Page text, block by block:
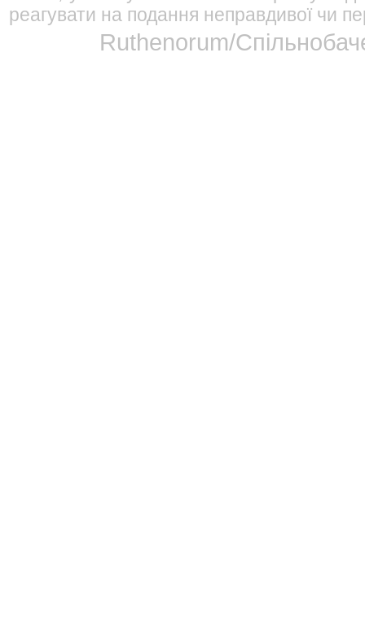
реагувати на подання неправдивої чи
Ruthenorum/